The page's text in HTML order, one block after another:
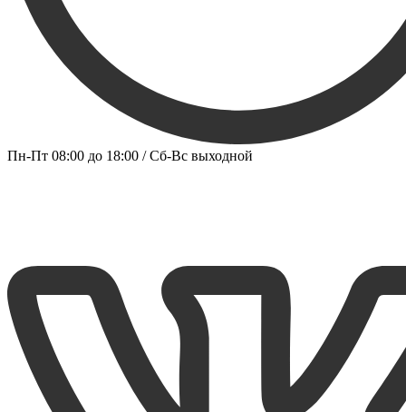
Пн-Пт 08:00 до 18:00 / Сб-Вс выходной